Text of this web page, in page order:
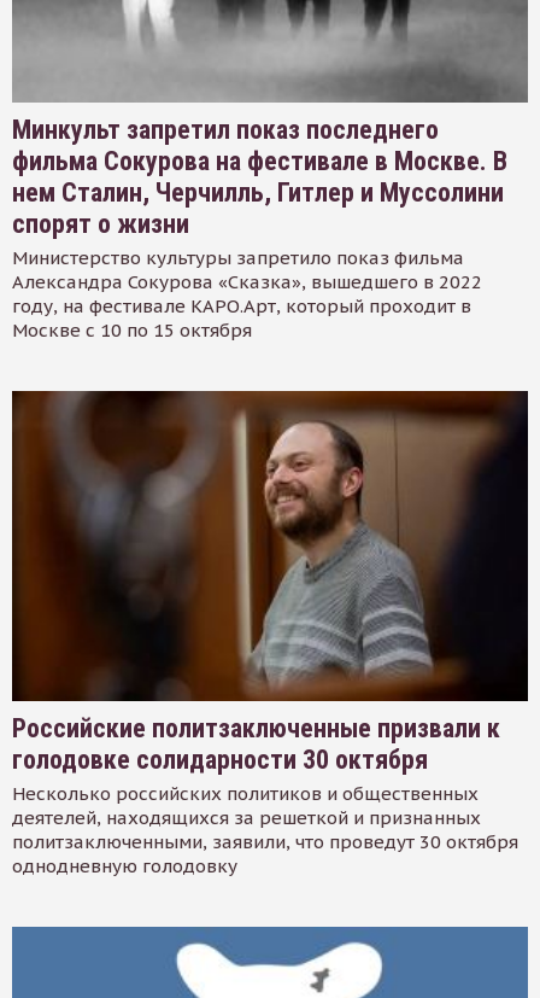
Минкульт запретил показ последнего
фильма Сокурова на фестивале в Москве. В
нем Сталин, Черчилль, Гитлер и Муссолини
спорят о жизни
Министерство культуры запретило показ фильма
Александра Сокурова «Сказка», вышедшего в 2022
году, на фестивале КАРО.Арт, который проходит в
Москве с 10 по 15 октября
Российские политзаключенные призвали к
голодовке солидарности 30 октября
Несколько российских политиков и общественных
деятелей, находящихся за решеткой и признанных
политзаключенными, заявили, что проведут 30 октября
однодневную голодовку